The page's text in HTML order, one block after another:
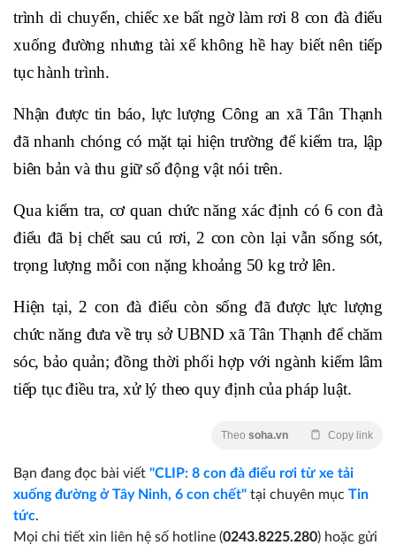
trình di chuyển, chiếc xe bất ngờ làm rơi 8 con đà điểu
xuống đường nhưng tài xế không hề hay biết nên tiếp
tục hành trình.
Nhận được tin báo, lực lượng Công an xã Tân Thạnh
đã nhanh chóng có mặt tại hiện trường để kiểm tra, lập
biên bản và thu giữ số động vật nói trên.
Qua kiểm tra, cơ quan chức năng xác định có 6 con đà
điểu đã bị chết sau cú rơi, 2 con còn lại vẫn sống sót,
trọng lượng mỗi con nặng khoảng 50 kg trở lên.
Hiện tại, 2 con đà điểu còn sống đã được lực lượng
chức năng đưa về trụ sở UBND xã Tân Thạnh để chăm
sóc, bảo quản; đồng thời phối hợp với ngành kiểm lâm
tiếp tục điều tra, xử lý theo quy định của pháp luật.
Theo soha.vn Copy link
Bạn đang đọc bài viết "CLIP: 8 con đà điểu rơi từ xe tải
xuống đường ở Tây Ninh, 6 con chết" tại chuyên mục Tin
tức.
Mọi chi tiết xin liên hệ số hotline (0243.8225.280) hoặc gửi